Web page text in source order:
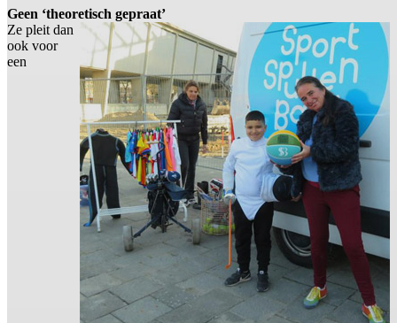
Geen ‘theoretisch gepraat’
Ze pleit dan
ook voor
een